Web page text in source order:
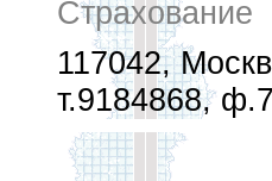
Страхование
117042,
т.9184868,